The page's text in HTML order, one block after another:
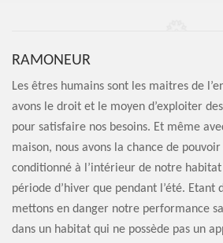
RAMONEUR
Les êtres humains sont les maitres de
avons le droit et le moyen d’exploiter
pour satisfaire nos besoins. Et même
maison, nous avons la chance de
conditionné à l’intérieur de notre
période d’hiver que pendant l’été. Etant
mettons en danger notre performance
dans un habitat qui ne possède pas un